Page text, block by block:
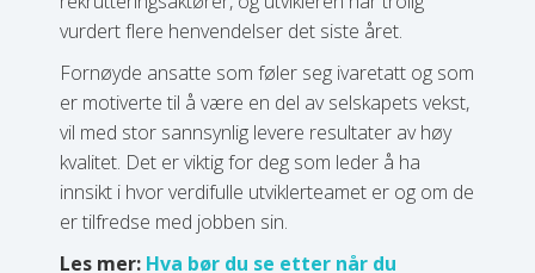
vurdert flere henvendelser det siste året.
Fornøyde ansatte som føler seg ivaretatt og som
er motiverte til å være en del av selskapets vekst,
vil med stor sannsynlig levere resultater av høy
kvalitet. Det er viktig for deg som leder å ha
innsikt i hvor verdifulle utviklerteamet er og om de
er tilfredse med jobben sin.
Les mer: Hva bør du se etter når du